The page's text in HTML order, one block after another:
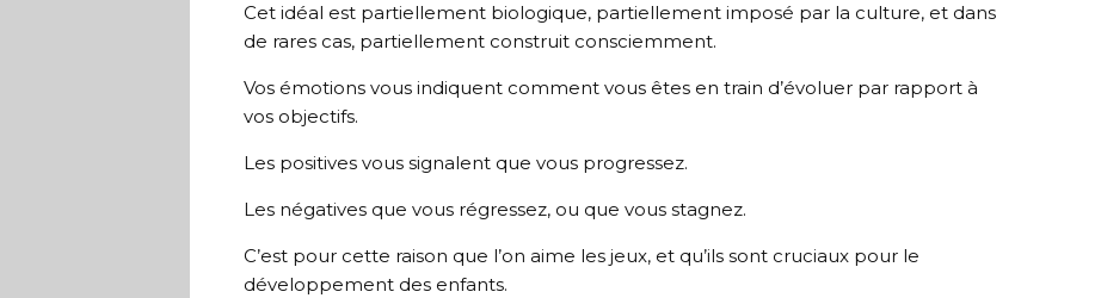
Cet idéal est partiellement biologique, partiellement imposé par la culture, et dans
de rares cas, partiellement construit consciemment.
Vos émotions vous indiquent comment vous êtes en train d’évoluer par rapport à
vos objectifs.
Les positives vous signalent que vous progressez.
Les négatives que vous régressez, ou que vous stagnez.
C’est pour cette raison que l’on aime les jeux, et qu’ils sont cruciaux pour le
développement des enfants.